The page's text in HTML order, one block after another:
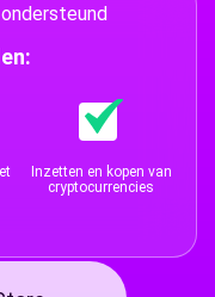
Inzetten en kopen van
cryptocurrencies